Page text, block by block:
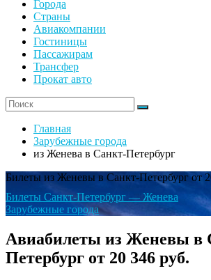
Города
Страны
Авиакомпании
Гостиницы
Пассажирам
Трансфер
Прокат авто
Главная
Зарубежные города
из Женева в Санкт-Петербург
Билеты из Женевы в Санкт-Петербург от
Билеты Санкт-Петербург — Женева
Зарубежные города
Авиабилеты из Женевы в
Петербург от 20 346 руб.